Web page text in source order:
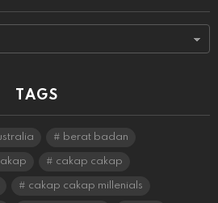
TAGS
berat badan
cakap cakap
cakap cakap millenials